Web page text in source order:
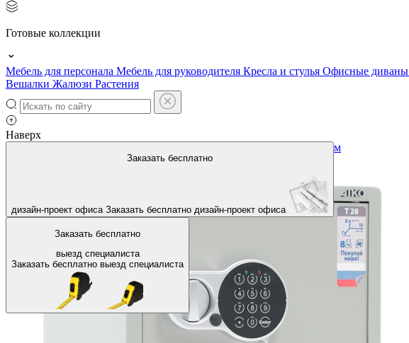
Готовые коллекции
Мебель для персонала Мебель для руководителя Кресла и стулья Офисные диваны
Вешалки Жалюзи Растения
Наверх
Заказать бесплатно
дизайн-проект офиса Заказать бесплатно дизайн-проект офиса
Заказать бесплатно
выезд специалиста
Заказать бесплатно выезд специалиста
На главную
Сейфы с электронным кодовым замком